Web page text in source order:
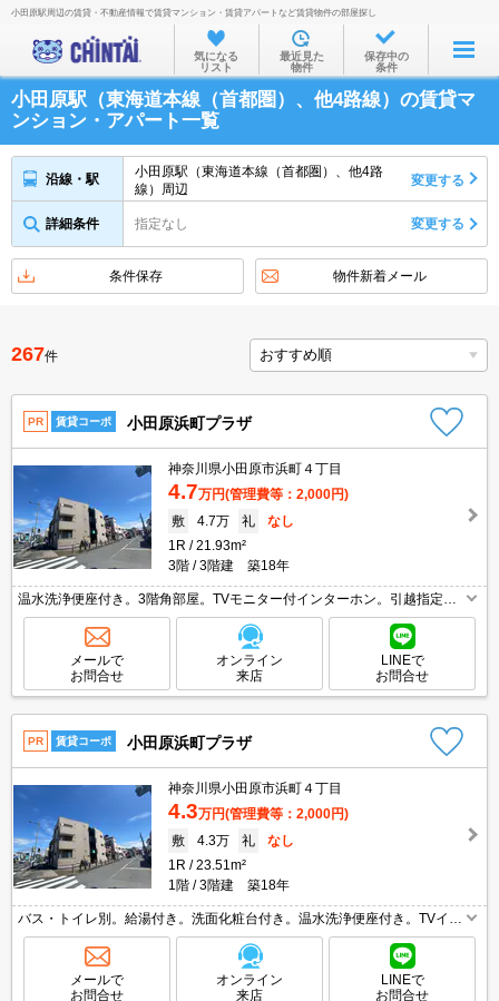
お部屋を探す
沿線・駅から
住所から
家賃相場から
不動産会社から
小田原駅周辺の賃貸・不動産情報で賃貸マンション・賃貸アパートなど賃貸物件の部屋探し
気になる
リスト
最近見た
物件
保存中の
条件
小田原駅（東海道本線（首都圏）、他4路線）の賃貸マ
ンション・アパート一覧
沿線・駅
小田原駅（東海道本線（首都圏）、他4路
線）周辺
変更する
詳細条件 指定なし 変更する
条件保存 物件新着メール
267件
PR 賃貸コーポ 小田原浜町プラザ
神奈川県小田原市浜町４丁目
4.7万円(管理費等：2,000円)
敷
4.7万 礼
なし
1R
21.93m²
3階
3階建 築18年
温水洗浄便座付き。3階角部屋。TVモニター付インターホン。引越指定業
者あり。洗面化粧台付き。室内に洗濯機置場あり。仲介手数料家賃の0.55
ヵ月分。消火剤・防災グッズ代16,500円～。
メールで
お問合せ
オンライン
来店
LINEで
お問合せ
PR 賃貸コーポ 小田原浜町プラザ
神奈川県小田原市浜町４丁目
4.3万円(管理費等：2,000円)
敷
4.3万 礼
なし
1R
23.51m²
1階
3階建 築18年
バス・トイレ別。給湯付き。洗面化粧台付き。温水洗浄便座付き。TVイン
ターホン付き。エアコン1基付き。初期費用・家賃カード払い可。仲介手
数料家賃の0.55ヵ月分。
メールで
お問合せ
オンライン
来店
LINEで
お問合せ